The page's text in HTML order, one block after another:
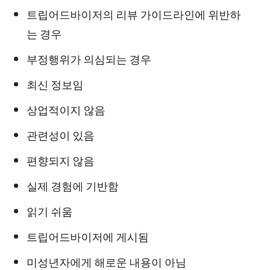
트립어드바이저의 리뷰 가이드라인에 위반하
는 경우
부정행위가 의심되는 경우
최신 정보임
상업적이지 않음
관련성이 있음
편향되지 않음
실제 경험에 기반함
읽기 쉬움
트립어드바이저에 게시됨
미성년자에게 해로운 내용이 아님